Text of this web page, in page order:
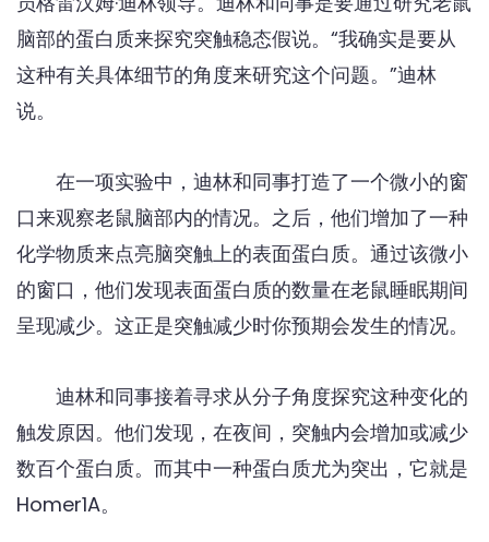
脑部的蛋白质来探究突触稳态假说。“我确实是要从
这种有关具体细节的角度来研究这个问题。”迪林
说。
在一项实验中，迪林和同事打造了一个微小的窗
口来观察老鼠脑部内的情况。之后，他们增加了一种
化学物质来点亮脑突触上的表面蛋白质。通过该微小
的窗口，他们发现表面蛋白质的数量在老鼠睡眠期间
呈现减少。这正是突触减少时你预期会发生的情况。
迪林和同事接着寻求从分子角度探究这种变化的
触发原因。他们发现，在夜间，突触内会增加或减少
数百个蛋白质。而其中一种蛋白质尤为突出，它就是
Homer1A。